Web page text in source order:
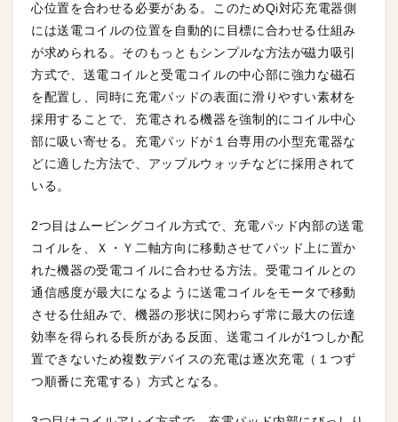
心位置を合わせる必要がある。このためQi対応充電器側
には送電コイルの位置を自動的に目標に合わせる仕組み
が求められる。そのもっともシンプルな方法が磁力吸引
方式で、送電コイルと受電コイルの中心部に強力な磁石
を配置し、同時に充電パッドの表面に滑りやすい素材を
採用することで、充電される機器を強制的にコイル中心
部に吸い寄せる。充電パッドが１台専用の小型充電器な
どに適した方法で、アップルウォッチなどに採用されて
いる。
2つ目はムービングコイル方式で、充電パッド内部の送電
コイルを、Ｘ・Ｙ二軸方向に移動させてパッド上に置か
れた機器の受電コイルに合わせる方法。受電コイルとの
通信感度が最大になるように送電コイルをモータで移動
させる仕組みで、機器の形状に関わらず常に最大の伝達
効率を得られる長所がある反面、送電コイルが1つしか配
置できないため複数デバイスの充電は逐次充電（１つず
つ順番に充電する）方式となる。